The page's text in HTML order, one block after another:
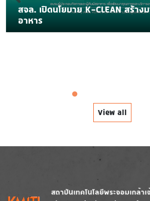
สจล. เปิดนโยบาย K-CLEAN สร้าง
อาหาร
View all
Image